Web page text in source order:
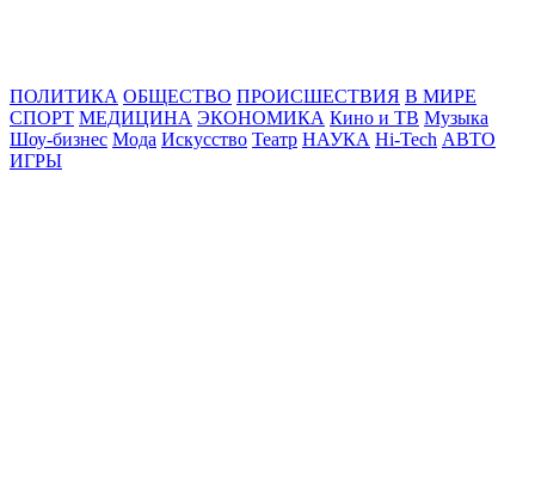
ПОЛИТИКА ОБЩЕСТВО ПРОИСШЕСТВИЯ В МИРЕ
СПОРТ МЕДИЦИНА ЭКОНОМИКА Кино и ТВ Музыка
Шоу-бизнес Мода Искусство Театр НАУКА Hi-Tech АВТО
ИГРЫ